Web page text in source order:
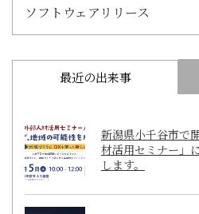
ソフトウェアリリース
最近の出来事
新潟県小千谷市で
材活用セミナー」
します。